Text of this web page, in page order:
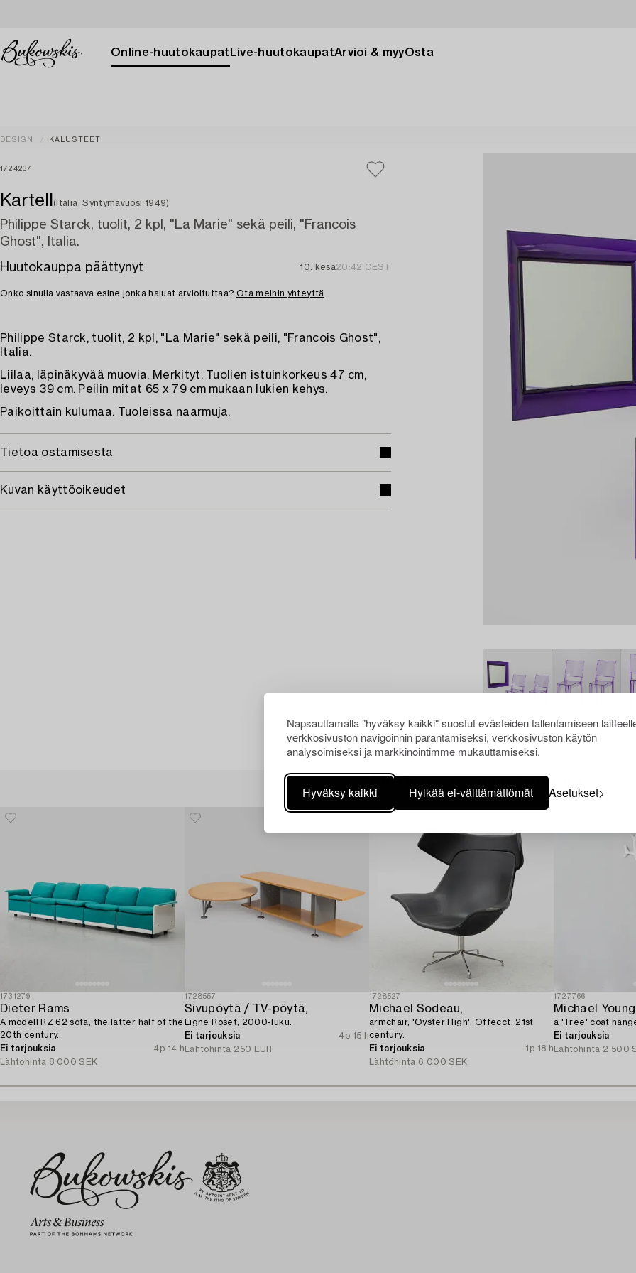
Napsauttamalla "hyväksy kaikki" suostut evästeiden tallentamiseen
verkkosivuston navigoinnin parantamiseksi, verkkosivuston käytön
analysoimiseksi ja markkinointimme mukauttamiseksi.
Hyväksy kaikki Hylkää ei-välttämättömät Asetukset
Online-huutokaupat Live-huutokaupatArvioi & myyOsta
DESIGN KALUSTEET
1724237
Kartell (Italia, Syntymävuosi 1949)
Philippe Starck, tuolit, 2 kpl, "La Marie" sekä peili, "Francois
Ghost", Italia.
Huutokauppa päättynyt
10. kesä20:42 CEST
Onko sinulla vastaava esine jonka haluat arvioituttaa? Ota meihin yhteyttä
Philippe Starck, tuolit, 2 kpl, "La Marie" sekä peili, "Francois Ghost",
Italia.
Liilaa, läpinäkyvää muovia. Merkityt. Tuolien istuinkorkeus 47 cm,
leveys 39 cm. Peilin mitat 65 x 79 cm mukaan lukien kehys.
Paikoittain kulumaa. Tuoleissa naarmuja.
Tietoa ostamisesta
Kuvan käyttöoikeudet
Muiden katsomia kohteita
1731279
Dieter Rams
A modell RZ 62 sofa, the latter half of the
20th century.
Ei tarjouksia
4p 14 h
Lähtöhinta 8 000 SEK
1728557
Sivupöytä / TV-pöytä,
Ligne Roset, 2000-luku.
Ei tarjouksia
4p 15 h
Lähtöhinta 250 EUR
1728527
Michael Sodeau,
armchair, 'Oyster High', Offecct, 21st
century.
Ei tarjouksia
1p 18 h
Lähtöhinta 6 000 SEK
1727766
a 'Tree' coat
Ei tarjouksia
Lähtöhinta 2 500